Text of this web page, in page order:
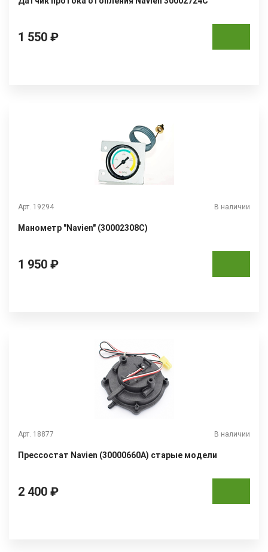
1 550 ₽
Арт. 19294 В наличии
Манометр "Navien" (30002308С)
1 950 ₽
Арт. 18877 В наличии
Прессостат Navien (30000660A) старые модели
2 400 ₽